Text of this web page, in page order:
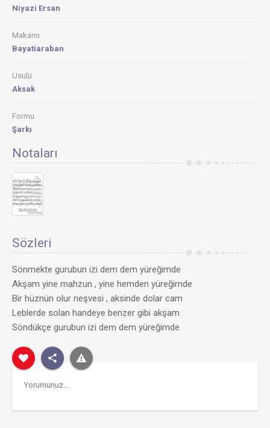
Niyazi Ersan
Makamı
Bayatiaraban
Usulü
Aksak
Formu
Şarkı
Notaları
Sözleri
Sönmekte gurubun izi dem dem yüreğimde
Akşam yine mahzun , yine hemden yüreğimde
Bir hüznün olur neşvesi , aksinde dolar cam
Leblerde solan handeye benzer gibi akşam
Söndükçe gurubun izi dem dem yüreğimde